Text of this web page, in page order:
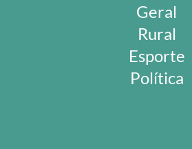
Geral
Rural
Esporte
Política